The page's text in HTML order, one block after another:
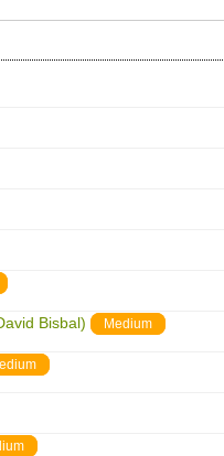
Bisbal) Medium